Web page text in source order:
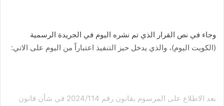
وجاء في نص القرار الذي تم نشره اليوم في الجريدة الرسمية
(الكويت اليوم)، والذي يدخل حيز التنفيذ اعتباراً من اليوم على الاتي:
بعد الاطلاع على المرسوم بقانون رقم 2024/114 في شأن قانون